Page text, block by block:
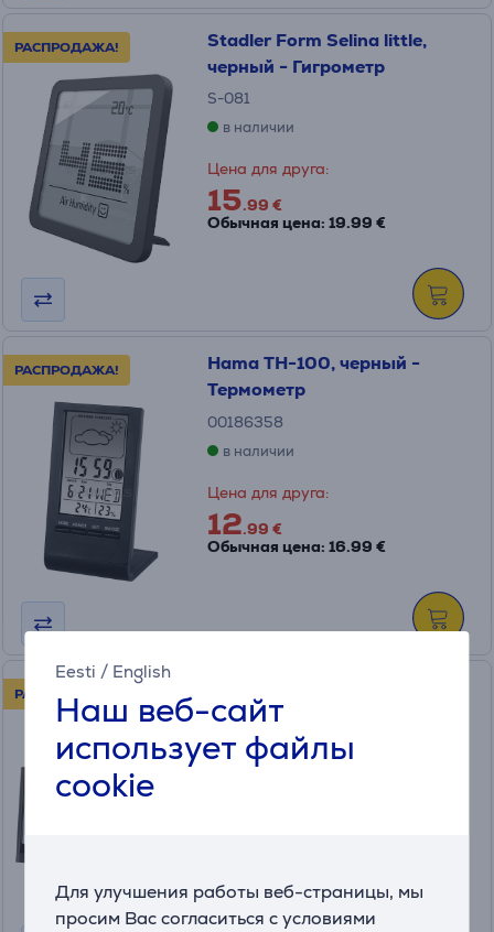
Eesti / English
Наш веб-сайт
использует файлы
cookie
Для улучшения работы веб-страницы, мы
просим Вас согласиться с условиями
РАСПРОДАЖА!
Stadler Form Selina little,
черный - Гигрометр
S-081
в наличии
Цена для друга:
15.99 €
Обычная цена: 19.99 €
РАСПРОДАЖА!
Hama TH-100, черный -
Термометр
00186358
в наличии
Цена для друга:
12.99 €
Обычная цена: 16.99 €
РАСПРОДАЖА!
Термометр
00186421